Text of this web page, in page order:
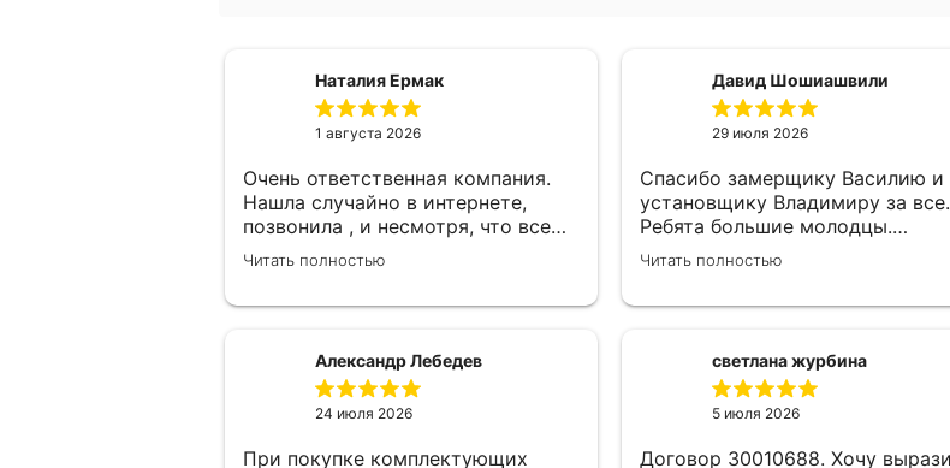
Наталия Ермак
1 августа 2026
Очень ответственная компания.
Нашла случайно в интернете,
позвонила , и несмотря, что все
замерщики были заняты, а мне
улетать, очень оперативно
сложностей после установки
мебели. В итоге все обсудили и
заключили договор! Спасибо !
Читать полностью
Давид Шошиашвили
29 июля 2026
Спасибо замерщику Василию и
установщику Владимиру за все.
Ребята большие молодцы.
Достойные люди и хорошие
специалисты своего дела.
Читать полностью
Александр Лебедев
24 июля 2026
При покупке комплектующих
светлана журбина
5 июля 2026
Договор 30010688. Хочу выразить